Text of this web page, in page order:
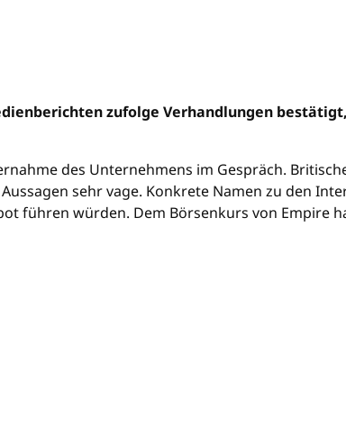
zufolge Verhandlungen
des Unternehmens im Gespräch.
sehr vage. Konkrete Namen zu den
führen würden. Dem Börsenkurs von Empire